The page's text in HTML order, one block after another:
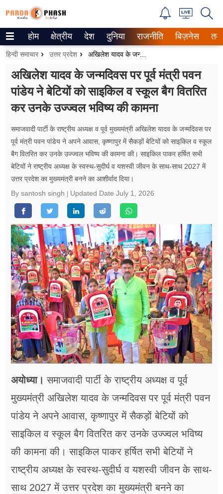
Trending on Google News
ePaper
वेब स्टोरीज
उत्तर प्रदेश
गैलरी
वीडियो
रिलेशनशिप
जीवन मंत्रा
फूड
सेहत
ब्‍यूटी
जॉब्स
शिक्षा
अन्य खबरें
होम क्षेत्रीय देश दुनिया राजनीति बिज़नेस
हिन्दी समाचार उत्तर प्रदेश अखिलेश यादव के जन्मदिवस पर पूर्व मंत्री पवन पांडेय ने बेटियों को साइकिल व स्कूल बैग वितरित कर उनके उज्ज्वल भविष्य की कामना
अखिलेश यादव के जन्मदिवस पर पूर्व मंत्री पवन
पांडेय ने बेटियों को साइकिल व स्कूल बैग वितरित
कर उनके उज्ज्वल भविष्य की कामना
समाजवादी पार्टी के राष्ट्रीय अध्यक्ष व पूर्व मुख्यमंत्री अखिलेश यादव के जन्मदिवस पर
पूर्व मंत्री पवन पांडेय ने अपने आवास, कृष्णापुर में सैकड़ों बेटियों को साइकिल व स्कूल
बैग वितरित कर उनके उज्ज्वल भविष्य की कामना की। साइकिल पाकर हर्षित सभी
बेटियों ने राष्ट्रीय अध्यक्ष के स्वस्थ-सुदीर्घ व यशस्वी जीवन के साथ-साथ 2027 में
उत्तर प्रदेश का मुख्यमंत्री बनने का आशीर्वाद दिया।
By santosh singh
Updated Date July 1, 2026
अयोध्या। समाजवादी पार्टी के राष्ट्रीय अध्यक्ष व पूर्व
मुख्यमंत्री अखिलेश यादव के जन्मदिवस पर पूर्व मंत्री पवन
पांडेय ने अपने आवास, कृष्णापुर में सैकड़ों बेटियों को
साइकिल व स्कूल बैग वितरित कर उनके उज्ज्वल भविष्य
की कामना की। साइकिल पाकर हर्षित सभी बेटियों ने
राष्ट्रीय अध्यक्ष के स्वस्थ-सुदीर्घ व यशस्वी जीवन के साथ-
साथ 2027 में उत्तर प्रदेश का मुख्यमंत्री बनने का